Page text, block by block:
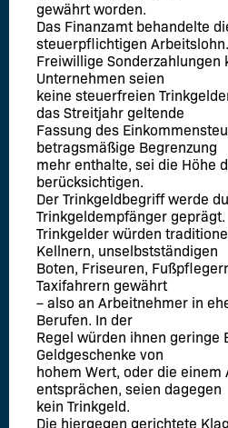
gewährt worden.
Das Finanzamt behandelte
steuerpflichtigen Arbeitslohn.
Freiwillige Sonderzahlungen
Unternehmen seien
keine steuerfreien
das Streitjahr geltende
Fassung des
betragsmäßige Begrenzung
mehr enthalte, sei die Höhe
berücksichtigen.
Der Trinkgeldbegriff werde
Trinkgeldempfänger geprägt.
Trinkgelder würden
Kellnern, unselbstständigen
Boten, Friseuren,
Taxifahrern gewährt
– also an Arbeitnehmer in
Berufen. In der
Regel würden ihnen geringe
Geldgeschenke von
hohem Wert, oder die einem
entsprächen, seien dagegen
kein Trinkgeld.
Die hiergegen gerichtete